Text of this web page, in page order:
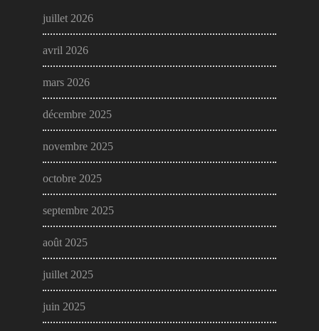
juillet 2026
avril 2026
mars 2026
décembre 2025
novembre 2025
octobre 2025
septembre 2025
août 2025
juillet 2025
juin 2025